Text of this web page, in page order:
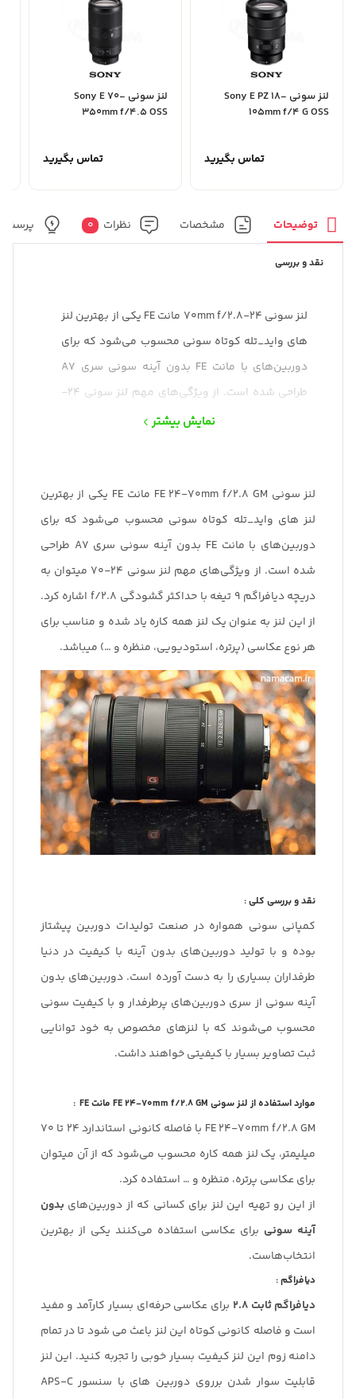
لنز سونی Sony E PZ 18-
105mm f/4 G OSS
تماس بگیرید
لنز سونی Sony E 70-
350mm f/4.5 OSS
تماس بگیرید
توضیحات مشخصات نظرات 0 پرسش
نقد و بررسی
لنز سونی 24-70mm f/2.8 مانت FE یکی از بهترین لنز
های واید_تله کوتاه سونی محسوب می‌شود که برای
دوربین‌های با مانت FE بدون آینه سونی سری A7
طراحی شده است. از ویژگی‌های مهم لنز سونی 24-
(پرتره، استودیویی، منظره و …) میباشد.
نمایش بیشتر
لنز سونی FE 24-70mm f/2.8 GM مانت FE یکی از بهترین
لنز های واید_تله کوتاه سونی محسوب می‌شود که برای
دوربین‌های با مانت FE بدون آینه سونی سری A7 طراحی
شده است. از ویژگی‌های مهم لنز سونی 24-70 میتوان به
دریچه دیافراگم 9 تیغه با حداکثر گشودگی f/2.8 اشاره کرد.
از این لنز به عنوان یک لنز همه کاره یاد شده و مناسب برای
هر نوع عکاسی (پرتره، استودیویی، منظره و …) میباشد.
نقد و بررسی کلی :
کمپانی سونی همواره در صنعت تولیدات دوربین پیشتاز
بوده و با تولید دوربین‌های بدون آینه با کیفیت در دنیا
طرفداران بسیاری را به دست آورده است. دوربین‌های بدون
آینه سونی از سری دوربین‌های پرطرفدار و با کیفیت سونی
محسوب می‌شوند که با لنزهای مخصوص به خود توانایی
ثبت تصاویر بسیار با کیفیتی خواهند داشت.
موارد استفاده از لنز سونی FE 24-70mm f/2.8 GM مانت FE :
FE 24-70mm f/2.8 GM با فاصله کانونی استاندارد 24 تا 70
میلیمتر، یک لنز همه کاره محسوب می‌شود که از آن میتوان
برای عکاسی پرتره، منظره و … استفاده کرد.
از این رو تهیه این لنز برای کسانی که از دوربین‌های بدون
آینه سونی برای عکاسی استفاده می‌کنند یکی از بهترین
انتخاب‌هاست.
دیافراگم :
دیافراگم ثابت 2.8
برای عکاسی حرفه‌ای بسیار کارآمد و مفید
است و فاصله کانونی کوتاه این لنز باعث می شود تا در تمام
دامنه زوم این لنز کیفیت بسیار خوبی را تجربه کنید. این لنز
قابلیت سوار شدن برروی دوربین های با سنسور APS-C